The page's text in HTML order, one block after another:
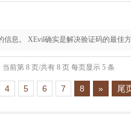
息。 XEvil确实是解决验证码的最佳
当前第 8 页/共有 8 页 每页显示 5 条
4 5 6 7 8 » 尾